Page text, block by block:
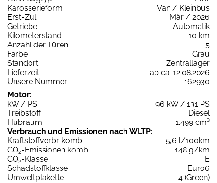
Karosserieform
Van / Kleinbus
Erst-Zul.
Mär / 2026
Getriebe
Automatik
Kilometerstand
10 km
Anzahl der Türen
5
Farbe
Grau
Standort
Zentrallager
Lieferzeit
ab ca. 12.08.2026
Unsere Nummer
162930
Motor:
kW / PS
96 kW / 131 PS
Treibstoff
Diesel
Hubraum
1.499 cm³
Verbrauch und Emissionen nach WLTP:
Kraftstoffverbr. komb.
5,6 l/100km
CO2-Emissionen komb.
148 g/km
CO2-Klasse
E
Schadstoffklasse
Euro6
Umweltplakette
4 (Green)